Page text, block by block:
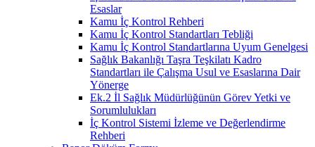
Esaslar
Kamu İç Kontrol Rehberi
Kamu İç Kontrol Standartları Tebliği
Kamu İç Kontrol Standartlarına Uyum Genelgesi
Sağlık Bakanlığı Taşra Teşkilatı Kadro
Standartları ile Çalışma Usul ve Esaslarına Dair
Yönerge
Ek.2 İl Sağlık Müdürlüğünün Görev Yetki ve
Sorumlulukları
İç Kontrol Sistemi İzleme ve Değerlendirme
Rehberi